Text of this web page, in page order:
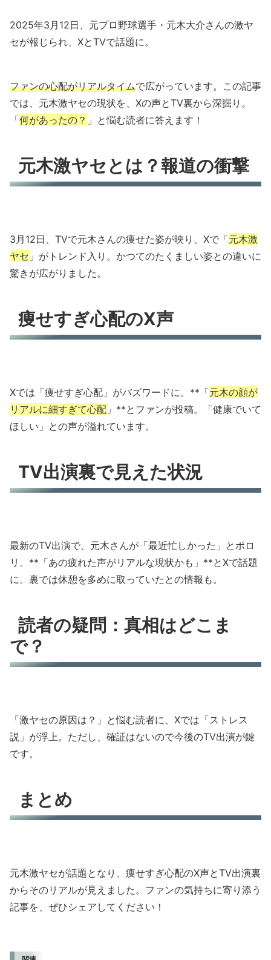
2025年3月12日、元プロ野球選手・元木大介さんの激ヤ
セが報じられ、XとTVで話題に。
ファンの心配がリアルタイムで広がっています。この記事
では、元木激ヤセの現状を、Xの声とTV裏から深掘り。
「何があったの？ 」と悩む読者に答えます！
元木激ヤセとは？報道の衝撃
3月12日、TVで元木さんの痩せた姿が映り、Xで「元木激
ヤセ 」がトレンド入り。かつてのたくましい姿との違いに
驚きが広がりました。
痩せすぎ心配のX声
Xでは「痩せすぎ心配」がバズワードに。**「元木の顔が
リアルに細すぎて心配 」**とファンが投稿。「健康でいて
ほしい」との声が溢れています。
TV出演裏で見えた状況
最新のTV出演で、元木さんが「最近忙しかった」とポロ
リ。**「あの疲れた声がリアルな現状かも」**とXで話題
に。裏では休憩を多めに取っていたとの情報も。
読者の疑問：真相はどこま
で？
「激ヤセの原因は？」と悩む読者に、Xでは「ストレス
説」が浮上。ただし、確証はないので今後のTV出演が鍵
です。
まとめ
元木激ヤセが話題となり、痩せすぎ心配のX声とTV出演裏
からそのリアルが見えました。ファンの気持ちに寄り添う
記事を、ぜひシェアしてください！